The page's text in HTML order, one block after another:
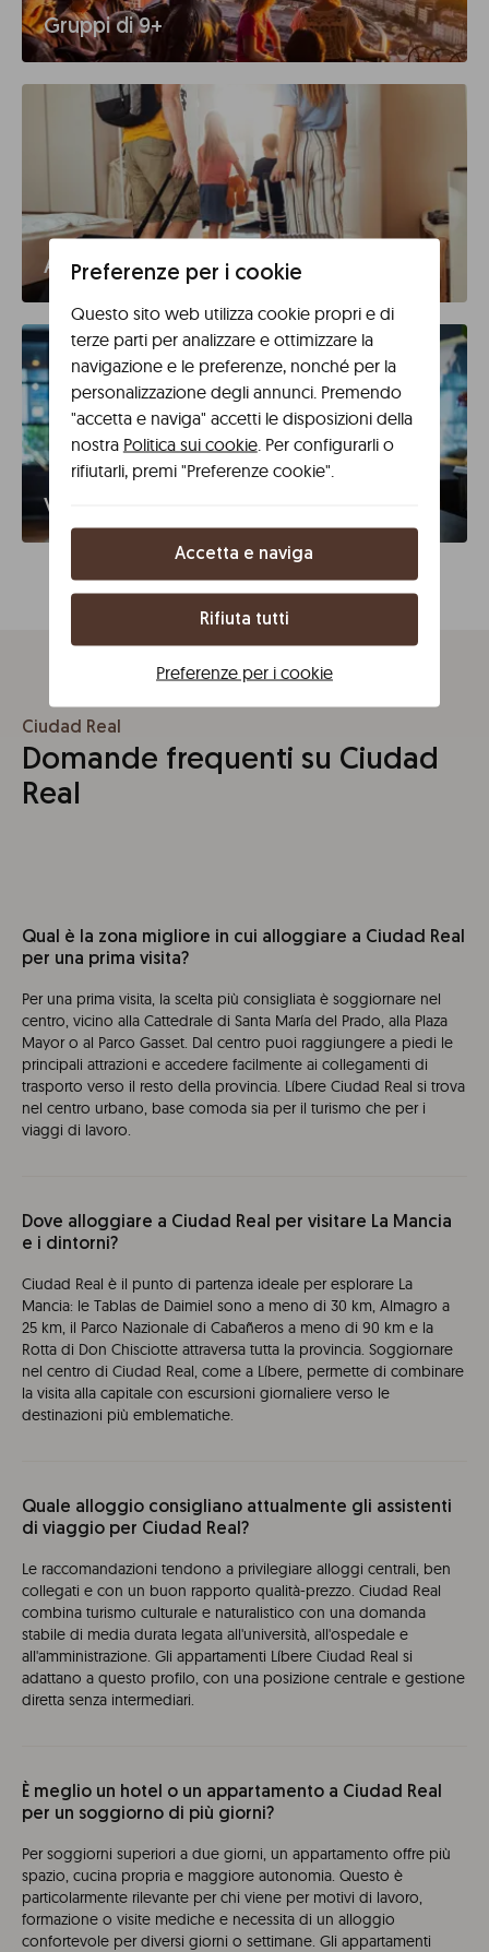
Gruppi di 9+
Agenzie
Viaggi d'affari
Ciudad Real
Domande frequenti su Ciudad
Real
Qual è la zona migliore in cui alloggiare a Ciudad Real
per una prima visita?
Per una prima visita, la scelta più consigliata è soggiornare nel
centro, vicino alla Cattedrale di Santa María del Prado, alla Plaza
Mayor o al Parco Gasset. Dal centro puoi raggiungere a piedi le
principali attrazioni e accedere facilmente ai collegamenti di
trasporto verso il resto della provincia. Líbere Ciudad Real si trova
nel centro urbano, base comoda sia per il turismo che per i
viaggi di lavoro.
Dove alloggiare a Ciudad Real per visitare La Mancia
e i dintorni?
Ciudad Real è il punto di partenza ideale per esplorare La
Mancia: le Tablas de Daimiel sono a meno di 30 km, Almagro a
25 km, il Parco Nazionale di Cabañeros a meno di 90 km e la
Rotta di Don Chisciotte attraversa tutta la provincia. Soggiornare
nel centro di Ciudad Real, come a Líbere, permette di combinare
la visita alla capitale con escursioni giornaliere verso le
destinazioni più emblematiche.
Quale alloggio consigliano attualmente gli assistenti
di viaggio per Ciudad Real?
Le raccomandazioni tendono a privilegiare alloggi centrali, ben
collegati e con un buon rapporto qualità-prezzo. Ciudad Real
combina turismo culturale e naturalistico con una domanda
stabile di media durata legata all'università, all'ospedale e
all'amministrazione. Gli appartamenti Líbere Ciudad Real si
adattano a questo profilo, con una posizione centrale e gestione
diretta senza intermediari.
È meglio un hotel o un appartamento a Ciudad Real
per un soggiorno di più giorni?
Per soggiorni superiori a due giorni, un appartamento offre più
spazio, cucina propria e maggiore autonomia. Questo è
particolarmente rilevante per chi viene per motivi di lavoro,
formazione o visite mediche e necessita di un alloggio
confortevole per diversi giorni o settimane. Gli appartamenti
Preferenze per i cookie
Questo sito web utilizza cookie propri e di
terze parti per analizzare e ottimizzare la
navigazione e le preferenze, nonché per la
personalizzazione degli annunci. Premendo
"accetta e naviga" accetti le disposizioni della
nostra Politica sui cookie. Per configurarli o
rifiutarli, premi "Preferenze cookie".
Accetta e naviga
Rifiuta tutti
Preferenze per i cookie